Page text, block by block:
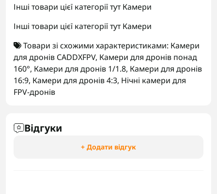
Інші товари цієї категорії тутКамери
Інші товари цієї категорії тутКамери
Товари зі схожими характеристиками: Камери
для дронів CADDXFPV, Камери для дронів понад
160°, Камери для дронів 1/1.8, Камери для дронів
16:9, Камери для дронів 4:3, Нічні камери для
FPV-дронів
Відгуки
+ Додати відгук